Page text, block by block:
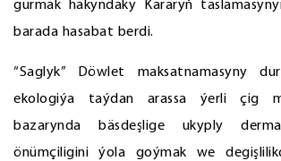
gurmak hakyndaky Kararyň
barada hasabat berdi.
“Saglyk” Döwlet maksatnamasyny
ekologiýa taýdan arassa ýerli çig
bazarynda bäsdeşlige ukyply
önümçiligini ýola goýmak we